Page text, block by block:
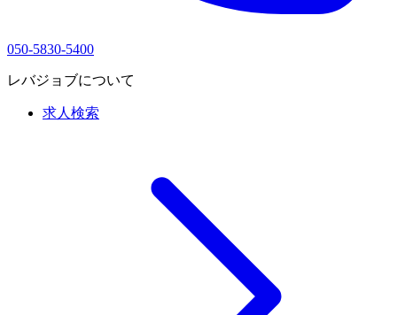
050-5830-5400
レバジョブについて
求人検索